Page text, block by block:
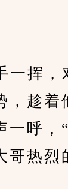
，
，趁着
一呼，
哥热烈